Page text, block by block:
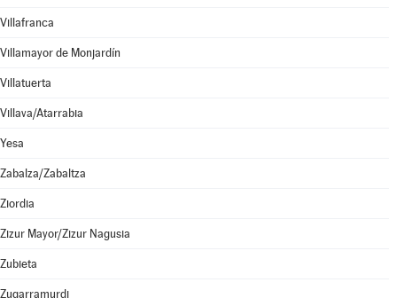
Villafranca
Villamayor de Monjardín
Villatuerta
Villava/Atarrabia
Yesa
Zabalza/Zabaltza
Ziordia
Zizur Mayor/Zizur Nagusia
Zubieta
Zugarramurdi